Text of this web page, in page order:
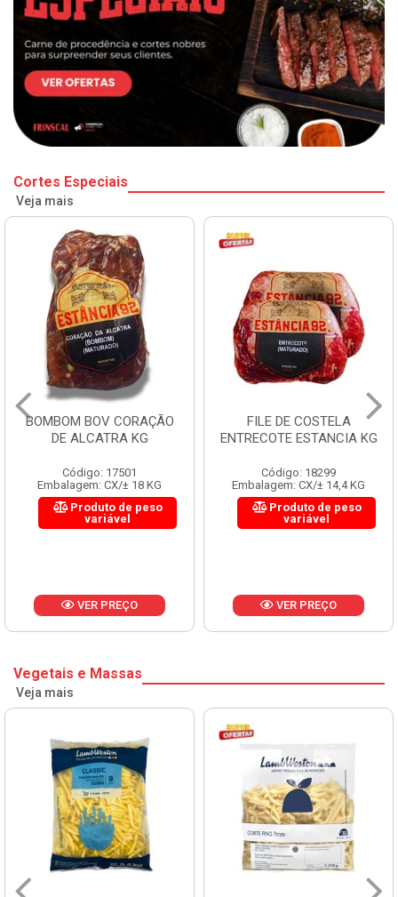
Cortes Especiais
Veja mais
BOMBOM BOV CORAÇÃO
Código: 17501
Embalagem: CX/± 18 KG
Produto de peso
variável
VER PREÇO
FILE DE COSTELA
Código: 18299
Embalagem: CX/± 14,4 KG
Produto de peso
variável
VER PREÇO
Vegetais e Massas
Veja mais